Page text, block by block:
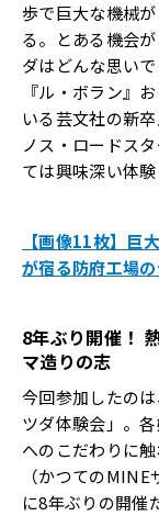
歩で巨大な機械
る。とある機会
ダはどんな思い
『ル・ボラン』
いる芸文社の新
ノス・ロードス
ては興味深い体験
【画像11枚】巨
が宿る防府工場
8年ぶり開催！
マ造りの志
今回参加したの
ツダ体験会」。
へのこだわりに
（かつての
に8年ぶりの開催